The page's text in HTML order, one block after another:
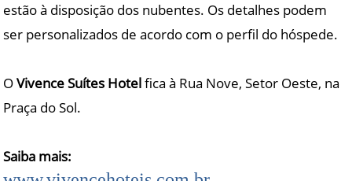
estão à disposição dos nubentes. Os detalhes podem
ser personalizados de acordo com o perfil do hóspede.
OVivence Suítes Hotelfica à Rua Nove, Setor Oeste, na
Praça do Sol.
Saiba mais: